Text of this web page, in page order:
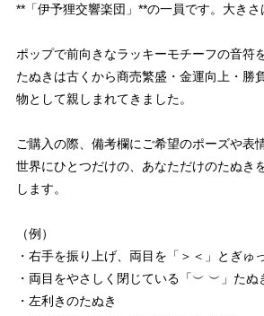
**「伊予狸交響楽団」**の一員です。大きさ
ポップで前向きなラッキーモチーフの音符
たぬきは古くから商売繁盛・金運向上・勝
物として親しまれてきました。
ご購入の際、備考欄にご希望のポーズや表
世界にひとつだけの、あなただけのたぬき
します。
（例）
・右手を振り上げ、両目を「＞＜」とぎゅ
・両目をやさしく閉じている「︶ ︶」たぬ
・左利きのたぬき